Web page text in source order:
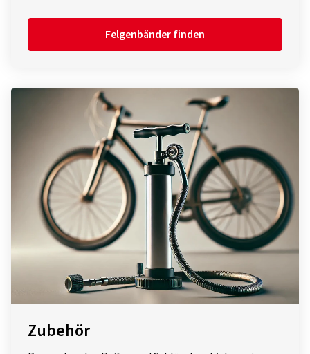
Felgenbänder finden
Zubehör